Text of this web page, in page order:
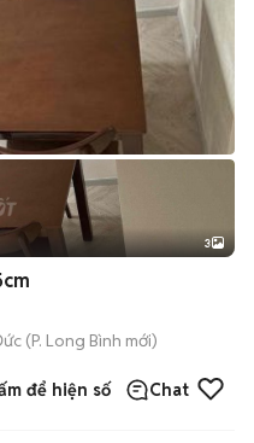
3
(P. Long Bình mới)
để hiện số Chat